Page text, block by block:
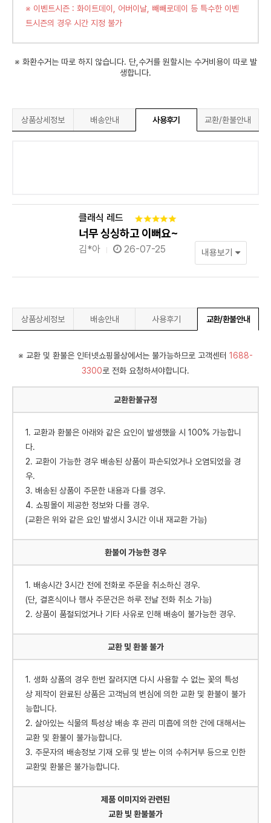
※ 이벤트시즌 : 화이트데이, 어버이날, 빼빼로데이 등 특수한 이벤
트시즌의 경우 시간 지정 불가
※ 화환수거는 따로 하지 않습니다. 단,수거를 원할시는 수거비용이 따로 발
생합니다.
상품상세정보 배송안내 사용후기 교환/환불안내
클래식 레드
너무 싱싱하고 이뻐요~
김*아 26-07-25 내용보기
상품상세정보 배송안내 사용후기 교환/환불안내
※ 교환 및 환불은 인터넷쇼핑몰상에서는 불가능하므로 고객센터 1688-
3300로 전화 요청하셔야합니다.
교환환불규정
1. 교환과 환불은 아래와 같은 요인이 발생했을 시 100% 가능합니
다.
2. 교환이 가능한 경우 배송된 상품이 파손되었거나 오염되었을 경
우.
3. 배송된 상품이 주문한 내용과 다를 경우.
4. 쇼핑몰이 제공한 정보와 다를 경우.
(교환은 위와 같은 요인 발생시 3시간 이내 재교환 가능)
환불이 가능한 경우
1. 배송시간 3시간 전에 전화로 주문을 취소하신 경우.
(단, 결혼식이나 행사 주문건은 하루 전날 전화 취소 가능)
2. 상품이 품절되었거나 기타 사유로 인해 배송이 불가능한 경우.
교환 및 환불 불가
1. 생화 상품의 경우 한번 잘려지면 다시 사용할 수 없는 꽃의 특성
상 제작이 완료된 상품은 고객님의 변심에 의한 교환 및 환불이 불가
능합니다.
2. 살아있는 식물의 특성상 배송 후 관리 미흡에 의한 건에 대해서는
교환 및 환불이 불가능합니다.
3. 주문자의 배송정보 기재 오류 및 받는 이의 수취거부 등으로 인한
교환및 환불은 불가능합니다.
제품 이미지와 관련된
교환 빛 환불불가